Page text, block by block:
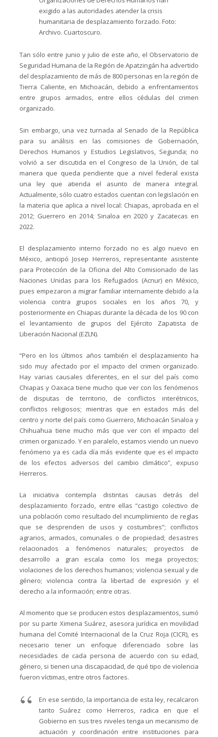
exigido a las autoridades atender la crisis
humanitaria de desplazamiento forzado. Foto:
Archivo. Cuartoscuro.
Tan sólo entre junio y julio de este año, el Observatorio de
Seguridad Humana de la Región de Apatzingán ha advertido
del desplazamiento de más de 800 personas en la región de
Tierra Caliente, en Michoacán, debido a enfrentamientos
entre grupos armados, entre ellos cédulas del crimen
organizado.
Sin embargo, una vez turnada al Senado de la República
para su análisis en las comisiones de Gobernación,
Derechos Humanos y Estudios Legislativos, Segunda; no
volvió a ser discutida en el Congreso de la Unión, de tal
manera que queda pendiente que a nivel federal exista
una ley que atienda el asunto de manera integral.
Actualmente, sólo cuatro estados cuentan con legislación en
la materia que aplica a nivel local: Chiapas, aprobada en el
2012; Guerrero en 2014; Sinaloa en 2020 y Zacatecas en
2022.
El desplazamiento interno forzado no es algo nuevo en
México, anticipó Josep Herreros, representante asistente
para Protección de la Oficina del Alto Comisionado de las
Naciones Unidas para los Refugiados (Acnur) en México,
pues empezaron a migrar familiar internamente debido a la
violencia contra grupos sociales en los años 70, y
posteriormente en Chiapas durante la década de los 90 con
el levantamiento de grupos del Ejército Zapatista de
Liberación Nacional (EZLN).
“Pero en los últimos años también el desplazamiento ha
sido muy afectado por el impacto del crimen organizado.
Hay varias causales diferentes, en el sur del país como
Chiapas y Oaxaca tiene mucho que ver con los fenómenos
de disputas de territorio, de conflictos interétnicos,
conflictos religiosos; mientras que en estados más del
centro y norte del país como Guerrero, Michoacán Sinaloa y
Chihuahua tiene mucho más que ver con el impacto del
crimen organizado. Y en paralelo, estamos viendo un nuevo
fenómeno ya es cada día más evidente que es el impacto
de los efectos adversos del cambio climático”, expuso
Herreros.
La iniciativa contempla distintas causas detrás del
desplazamiento forzado, entre ellas “castigo colectivo de
una población como resultado del incumplimiento de reglas
que se desprenden de usos y costumbres”; conflictos
agrarios, armados, comunales o de propiedad; desastres
relacionados a fenómenos naturales; proyectos de
desarrollo a gran escala como los mega proyectos;
violaciones de los derechos humanos; violencia sexual y de
género; violencia contra la libertad de expresión y el
derecho a la información; entre otras.
Al momento que se producen estos desplazamientos, sumó
por su parte Ximena Suárez, asesora jurídica en movilidad
humana del Comité Internacional de la Cruz Roja (CICR), es
necesario tener un enfoque diferenciado sobre las
necesidades de cada persona de acuerdo con su edad,
género, si tienen una discapacidad, de qué tipo de violencia
fueron víctimas, entre otros factores.
En ese sentido, la importancia de esta ley, recalcaron
tanto Suárez como Herreros, radica en que el
Gobierno en sus tres niveles tenga un mecanismo de
actuación y coordinación entre instituciones para